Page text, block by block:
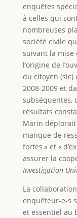
enquêtes
à celles qui
nombreuses
société civile
suivant la mise
l’origine de
du citoyen (sic)
2008-2009 et
subséquentes,
résultats
Marin
manque de
fortes » et «
assurer la
Investigation
La
enquêteur-e-s
et essentiel au